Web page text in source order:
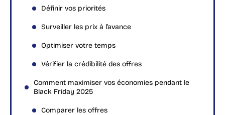
Définir vos priorités
Surveiller les prix à l’avance
Optimiser votre temps
Vérifier la crédibilité des offres
Comment maximiser vos économies pendant le
Black Friday 2025
Comparer les offres